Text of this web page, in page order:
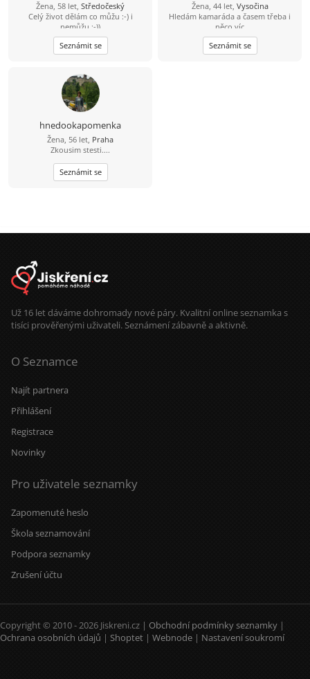
Žena, 58 let, Středočeský
Celý život dělám co můžu :-) i
nemůžu :-))
Seznámit se
Žena, 44 let, Vysočina
Hledám kamaráda a časem třeba i
něco víc
Seznámit se
hnedookapomenka
Žena, 56 let, Praha
Zkousim stesti....
Seznámit se
Už 16 let dáváme dohromady nové páry. Kvalitní online seznamka s
tisíci prověřenými uživateli. Seznámení zábavně a aktivně.
O Seznamce
Najít partnera
Přihlášení
Registrace
Novinky
Pro uživatele seznamky
Zapomenuté heslo
Škola seznamování
Podpora seznamky
Zrušení účtu
Copyright © 2010 - 2026 Jiskreni.cz | Obchodní podmínky seznamky |
Ochrana osobních údajů | Shoptet | Webnode | Nastavení soukromí